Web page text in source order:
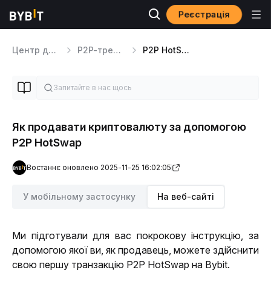
Реєстрація
Центр допомоги P2P-трейдинг P2P HotSwap
Як продавати криптовалюту за допомогою
P2P HotSwap
Востаннє оновлено 2025-11-25 16:02:05
У мобільному застосунку На веб-сайті
Ми підготували для вас покрокову інструкцію, за
допомогою якої ви, як продавець, можете здійснити
свою першу транзакцію P2P HotSwap на Bybit.